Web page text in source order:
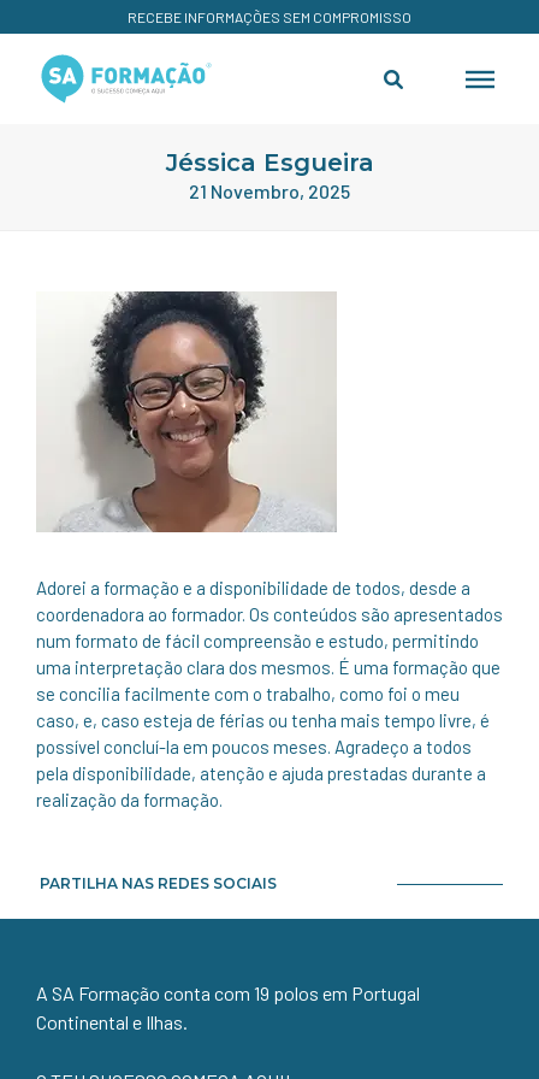
RECEBE INFORMAÇÕES SEM COMPROMISSO
Jéssica Esgueira
21 Novembro, 2025
Adorei a formação e a disponibilidade de todos, desde a
coordenadora ao formador. Os conteúdos são apresentados
num formato de fácil compreensão e estudo, permitindo
uma interpretação clara dos mesmos. É uma formação que
se concilia facilmente com o trabalho, como foi o meu
caso, e, caso esteja de férias ou tenha mais tempo livre, é
possível concluí-la em poucos meses. Agradeço a todos
pela disponibilidade, atenção e ajuda prestadas durante a
realização da formação.
PARTILHA NAS REDES SOCIAIS
A SA Formação conta com 19 polos em Portugal
Continental e Ilhas.